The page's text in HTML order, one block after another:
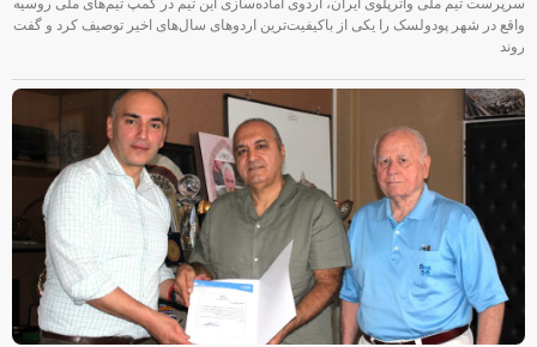
واقع در شهر پودولسک را یکی از باکیفیت‌ترین اردوهای سال‌های اخیر توصیف کرد و گفت
روند